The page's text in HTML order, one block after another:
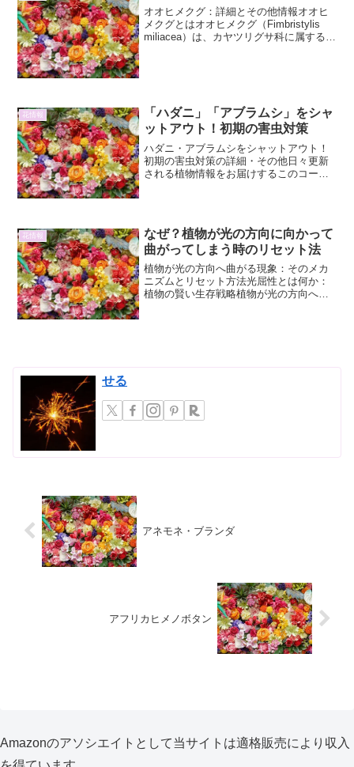
オオヒメクグ：詳細とその他情報オオヒ
メクグとはオオヒメクグ（Fimbristylis
miliacea）は、カヤツリグサ科に属する多
花情報
「ハダニ」「アブラムシ」をシャ
ットアウト！初期の害虫対策
ハダニ・アブラムシをシャットアウト！
初期の害虫対策の詳細・その他日々更新
される植物情報をお届けするこのコーナ
予防策について解説します...
花情報
なぜ？植物が光の方向に向かって
曲がってしまう時のリセット法
植物が光の方向へ曲がる現象：そのメカ
ニズムとリセット方法光屈性とは何か：
植物の賢い生存戦略植物が光の方向へと
せる
アネモネ・ブランダ
アフリカヒメノボタン
Amazonのアソシエイトとして当サイトは適格販売により収入